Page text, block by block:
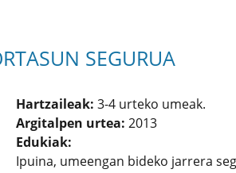
SEGURUA
Hartzaileak:3-4 urteko umeak.
Argitalpen urtea:2013
Edukiak:
Ipuina, umeengan bideko jarrera